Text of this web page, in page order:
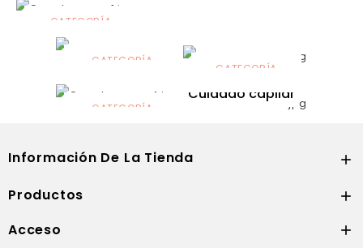
CATEGORÍA
Alimentación
infantilCATEGORÍA
Dermocosmética
CATEGORÍA
Solares
CATEGORÍA
Cuidado capilar
Información De La Tienda 
Productos 
Acceso 